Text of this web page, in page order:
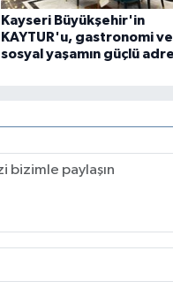
Kayseri Büyükşehir'in
KAYTUR'u, gastronomi ve
sosyal yaşamın güçlü